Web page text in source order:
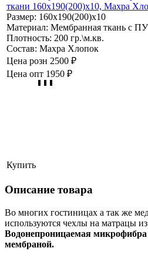
ткани 160х190(200)х10, Махра
Размер: 160х190(200)х10
Материал: Мембранная ткань с
Плотность: 200 гр.\м.кв.
Состав: Махра Хлопок
Цена розн 2500 ₽
Цена опт 1950 ₽
Купить
Описание товара
Во многих гостиницах а так же
используются чехлы на матрацы
Водонепроницаемая микрофибра
мембраной.